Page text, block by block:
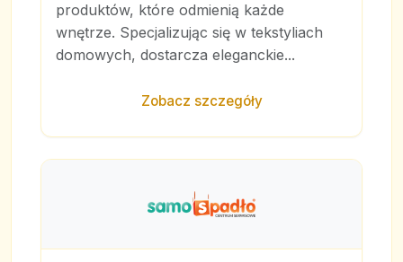
produktów, które odmienią każde
wnętrze. Specjalizując się w tekstyliach
domowych, dostarcza eleganckie...
Zobacz szczegóły